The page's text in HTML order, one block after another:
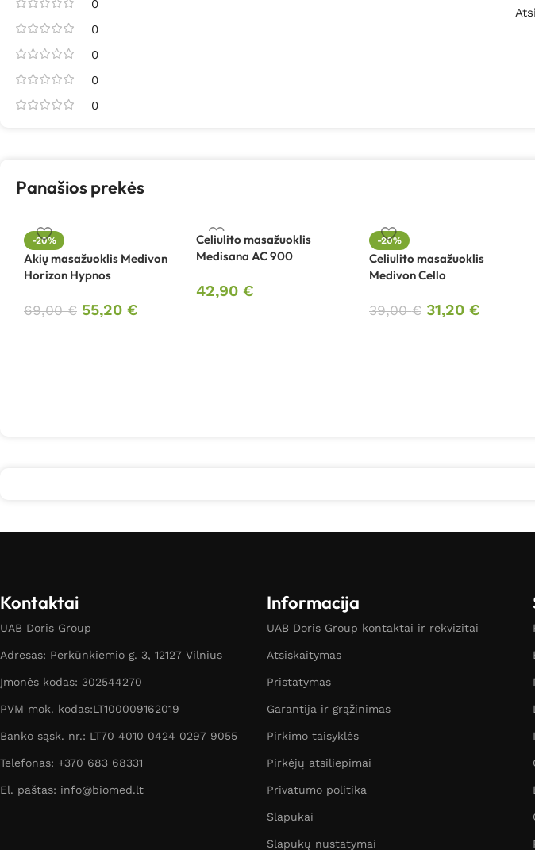
0
0
0
0
0
Panašios prekės
-20%
Akių masažuoklis Medivon
Horizon Hypnos
69,00€ 55,20 €
Celiulito masažuoklis
Medisana AC 900
42,90€
-20%
Celiulito masažuoklis
Medivon Cello
39,00€ 31,20 €
Kontaktai
UAB Doris Group
Adresas: Perkūnkiemio g. 3, 12127 Vilnius
Įmonės kodas: 302544270
PVM mok. kodas:LT100009162019
Banko sąsk. nr.: LT70 4010 0424 0297 9055
Telefonas: +370 683 68331
El. paštas: info@biomed.lt
Informacija
UAB Doris Group kontaktai ir rekvizitai
Atsiskaitymas
Pristatymas
Garantija ir grąžinimas
Pirkimo taisyklės
Pirkėjų atsiliepimai
Privatumo politika
Slapukai
Slapukų nustatymai